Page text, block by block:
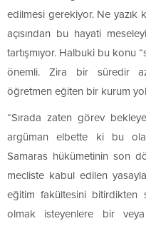
edilmesi gerekiyor. Ne yazık
açısından bu hayati
tartışmıyor. Halbuki bu konu
önemli. Zira bir süredir
öğretmen eğiten bir kurum
“Sırada zaten görev
argüman elbette ki bu
Samaras hükümetinin son
mecliste kabul edilen
eğitim fakültesini bitirdikten
olmak isteyenlere bir